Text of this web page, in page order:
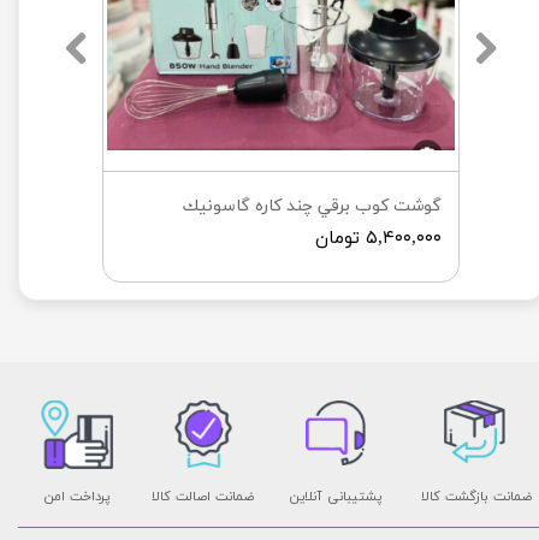
گوشت كوب برقي چند كاره گاسونيك
۵,۴۰۰,۰۰۰ تومان
پشتیبانی آنلاین پرداخت امن ضمانت بازگشت کالا ضمانت اصالت کالا